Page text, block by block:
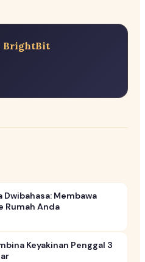
BrightBit
Membawa
Rumah Anda
Keyakinan Penggal 3